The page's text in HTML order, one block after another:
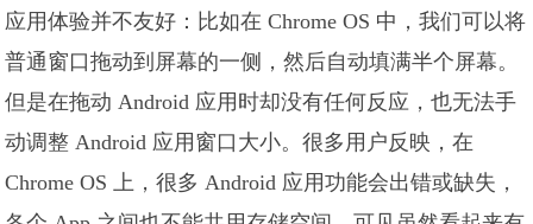
应用体验并不友好：比如在 Chrome OS 中，我们可以将
普通窗口拖动到屏幕的一侧，然后自动填满半个屏幕。
但是在拖动 Android 应用时却没有任何反应，也无法手
动调整 Android 应用窗口大小。很多用户反映，在
Chrome OS 上，很多 Android 应用功能会出错或缺失，